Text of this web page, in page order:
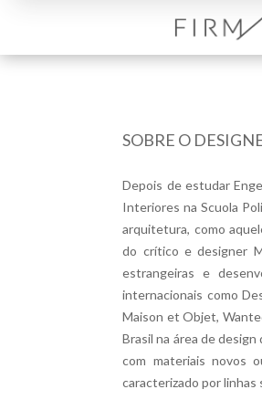
SOBRE O
Depois de estudar
Interiores na Scuola
arquitetura, como
do crítico e designer
estrangeiras e
internacionais como
Maison et Objet,
Brasil na área de
com materiais novos
caracterizado por linhas